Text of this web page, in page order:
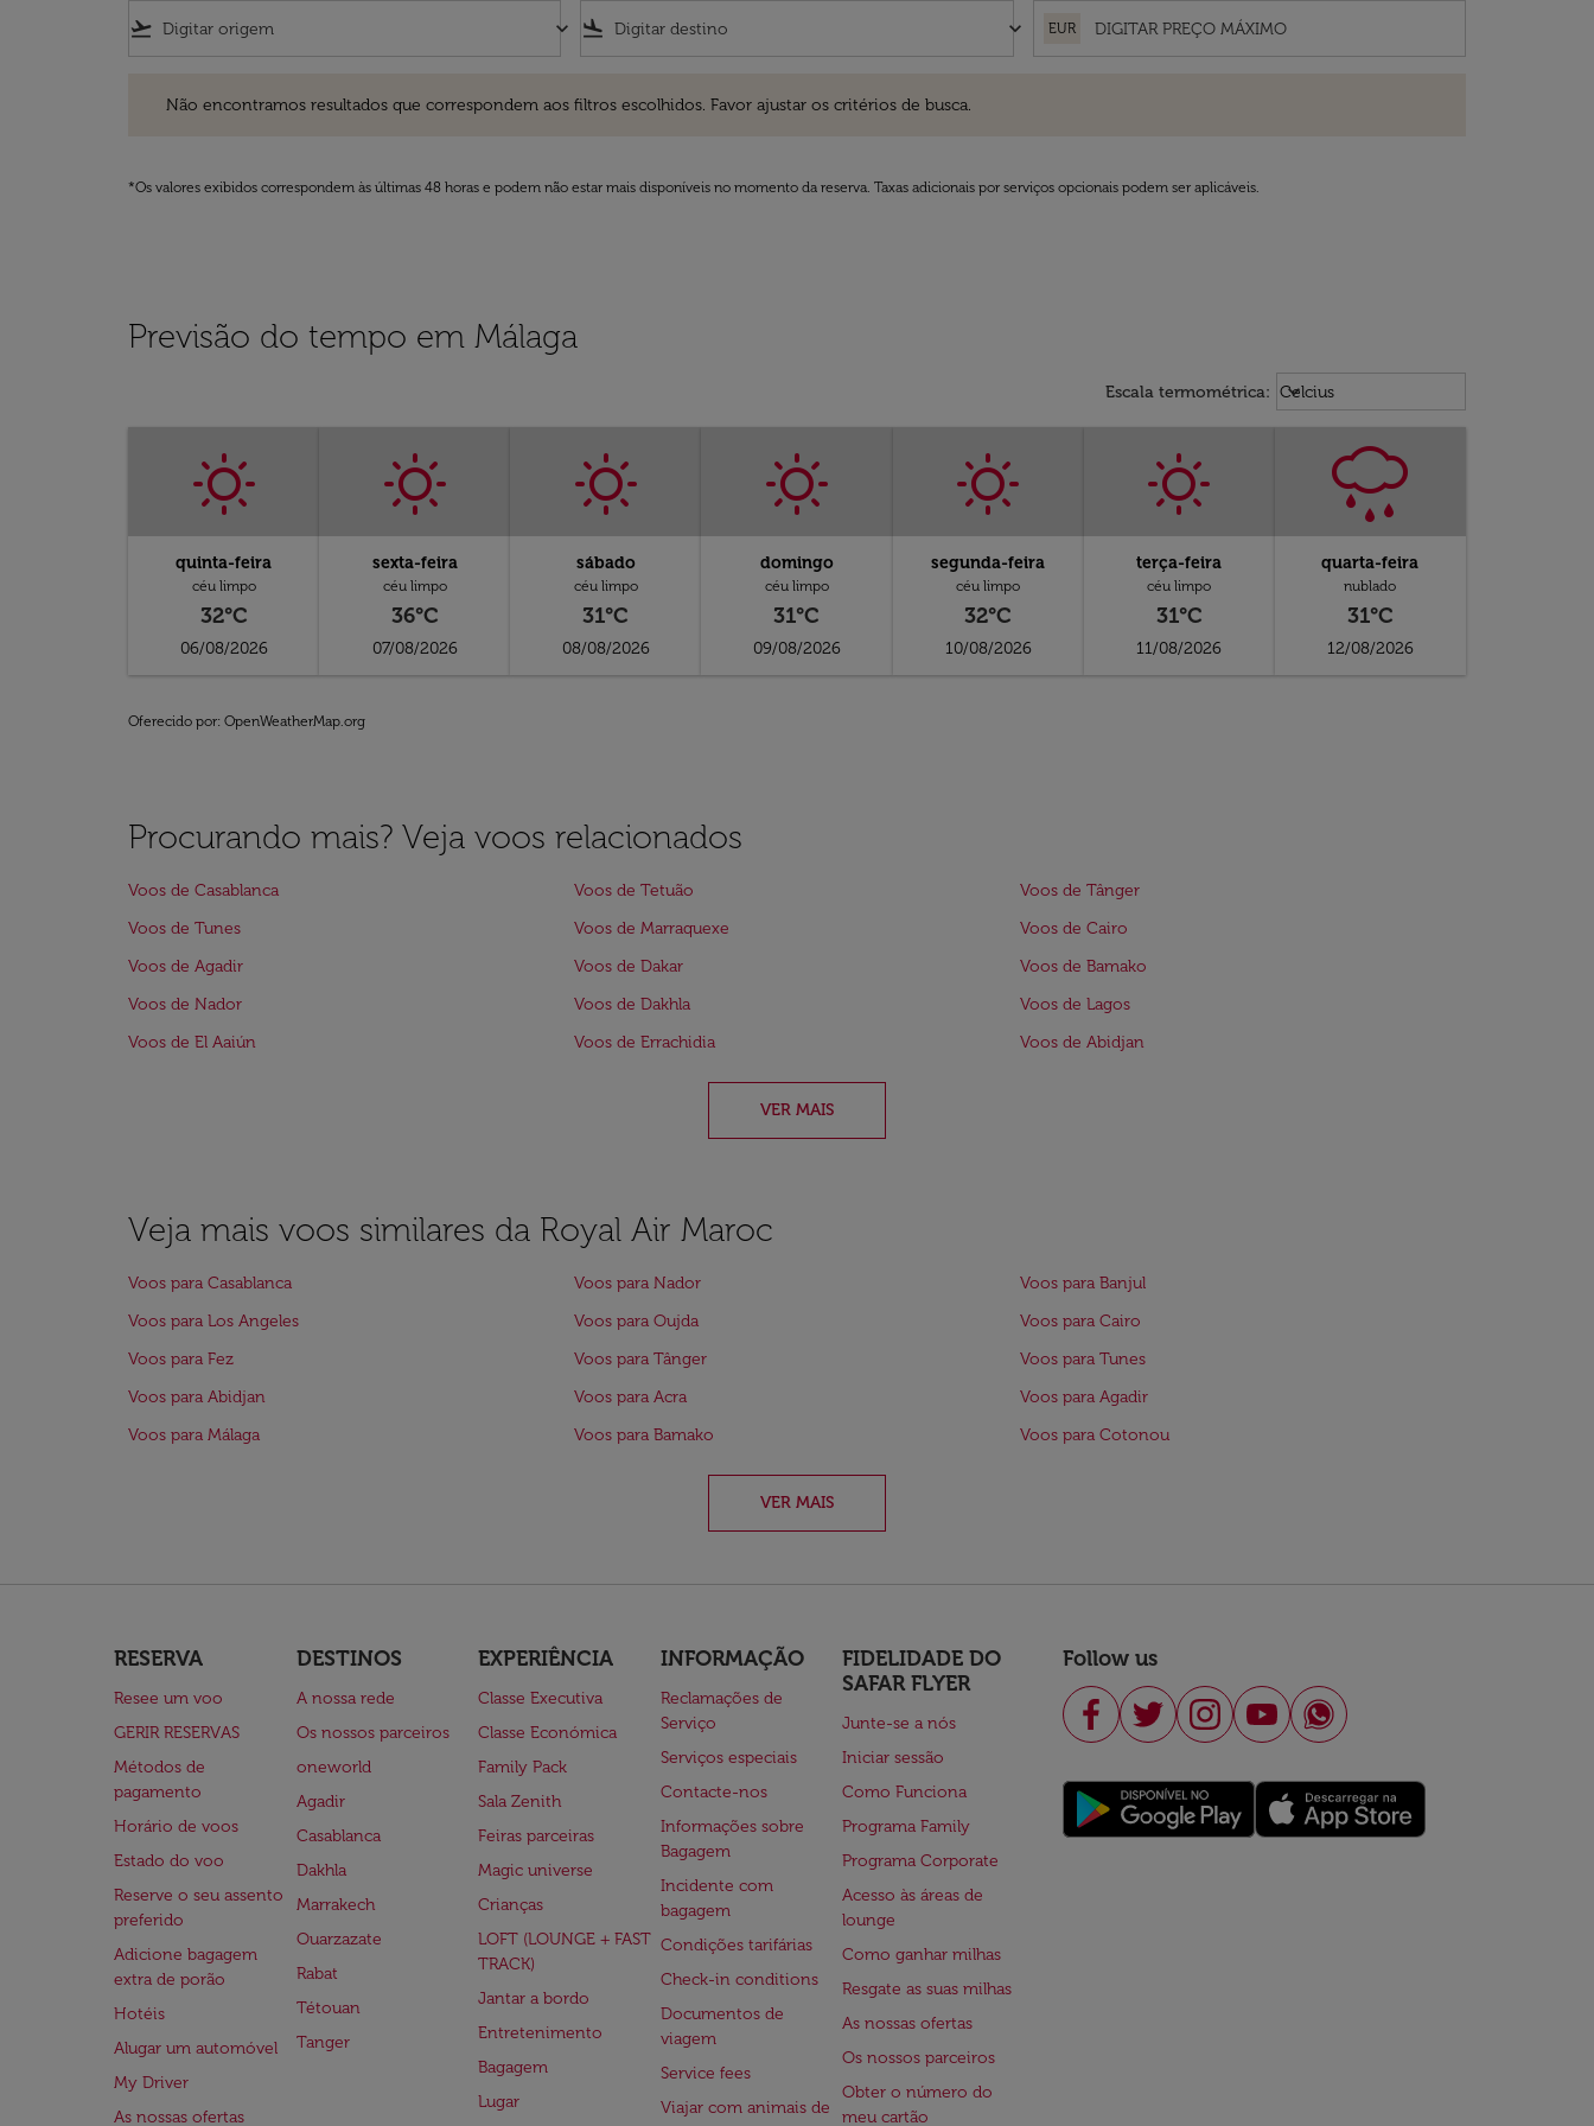
flight_takeoff keyboard_arrow_down flight_land keyboard_arrow_down EUR
Não encontramos resultados que correspondem aos filtros escolhidos. Favor ajustar os critérios de busca.
*Os valores exibidos correspondem às últimas 48 horas e podem não estar mais disponíveis no momento da reserva. Taxas adicionais por serviços opcionais podem ser aplicáveis.
Previsão do tempo em Málaga
Escala termométrica: Weather unit option Celcius
Celcius
keyboard_arrow_down
quinta-feira
céu limpo
32°C
06/08/2026
sexta-feira
céu limpo
36°C
07/08/2026
sábado
céu limpo
31°C
08/08/2026
domingo
céu limpo
31°C
09/08/2026
segunda-feira
céu limpo
32°C
10/08/2026
terça-feira
céu limpo
31°C
11/08/2026
quarta-feira
nublado
31°C
12/08/2026
Oferecido por: OpenWeatherMap.org
Procurando mais? Veja voos relacionados
Voos de Casablanca Voos de Tetuão
Voos de Tânger
Voos de Tunes
Voos de Marraquexe
Voos de Cairo
Voos de Agadir
Voos de Dakar
Voos de Bamako
Voos de Nador
Voos de Dakhla
Voos de Lagos
Voos de El Aaiún
Voos de Errachidia Voos de Abidjan
VER MAIS
Veja mais voos similares da Royal Air Maroc
Voos para Casablanca Voos para Nador
Voos para Banjul
Voos para Los Angeles
Voos para Oujda
Voos para Cairo
Voos para Fez
Voos para Tânger
Voos para Tunes
Voos para Abidjan
Voos para Acra
Voos para Agadir
Voos para Málaga
Voos para Bamako Voos para Cotonou
VER MAIS
RESERVA
Resee um voo
GERIR RESERVAS
Métodos de
pagamento
Horário de voos
Estado do voo
Reserve o seu assento
preferido
Adicione bagagem
extra de porão
Hotéis
Alugar um automóvel
My Driver
As nossas ofertas
DESTINOS
A nossa rede
Os nossos parceiros
oneworld
Agadir
Casablanca
Dakhla
Marrakech
Ouarzazate
Rabat
Tétouan
Tanger
EXPERIÊNCIA
Classe Executiva
Classe Económica
Family Pack
Sala Zenith
Feiras parceiras
Magic universe
Crianças
LOFT (LOUNGE + FAST
TRACK)
Jantar a bordo
Entretenimento
Bagagem
Lugar
INFORMAÇÃO
Reclamações de
Serviço
Serviços especiais
Contacte-nos
Informações sobre
Bagagem
Incidente com
bagagem
Condições tarifárias
Check-in conditions
Documentos de
viagem
Service fees
Viajar com animais de
FIDELIDADE DO
SAFAR FLYER
Junte-se a nós
Iniciar sessão
Como Funciona
Programa Family
Programa Corporate
Acesso às áreas de
lounge
Como ganhar milhas
Resgate as suas milhas
As nossas ofertas
Os nossos parceiros
Obter o número do
meu cartão
Follow us